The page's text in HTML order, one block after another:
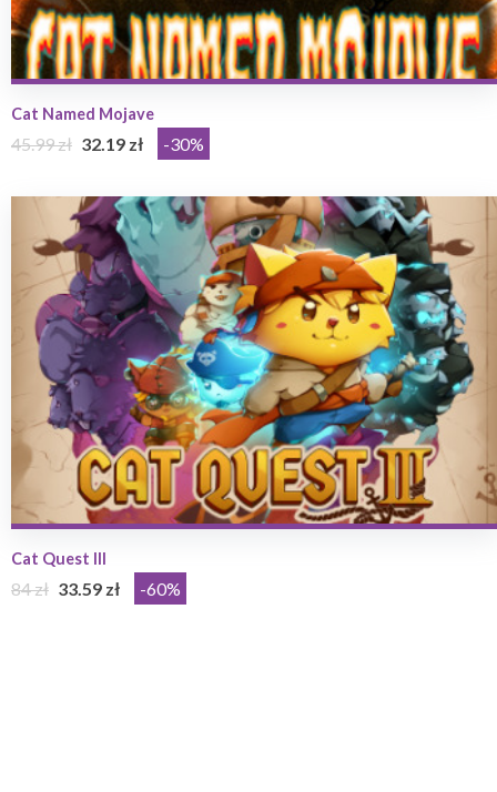
Cat Named Mojave
45.99 zł 32.19 zł -30%
Cat Quest III
84 zł 33.59 zł -60%